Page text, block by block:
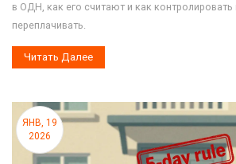
в ОДН, как его считают и как
переплачивать.
Читать Далее
ЯНВ, 19
2026